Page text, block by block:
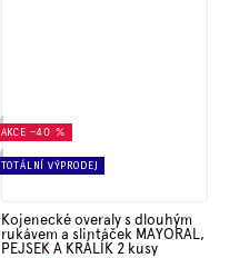
AKCE –40 %
TOTÁLNÍ VÝPRODEJ
Kojenecké overaly s dlouhým
rukávem a slintáček MAYORAL,
PEJSEK A KRÁLÍK 2 kusy